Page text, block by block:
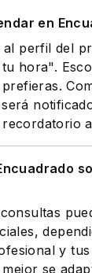
en
al perfil del
hora".
y
se